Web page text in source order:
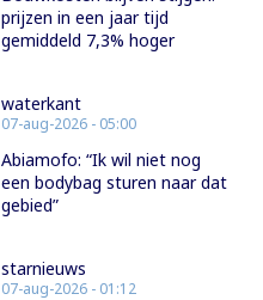
prijzen in een jaar tijd
gemiddeld 7,3% hoger
waterkant
07-aug-2026 - 05:00
Abiamofo: “Ik wil niet nog
een bodybag sturen naar dat
gebied”
starnieuws
07-aug-2026 - 01:12